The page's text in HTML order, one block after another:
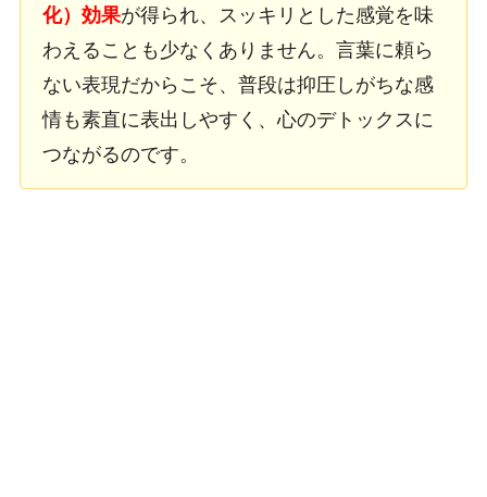
化）効果が得られ、スッキリとした感覚を味
わえることも少なくありません。言葉に頼ら
ない表現だからこそ、普段は抑圧しがちな感
情も素直に表出しやすく、心のデトックスに
つながるのです。